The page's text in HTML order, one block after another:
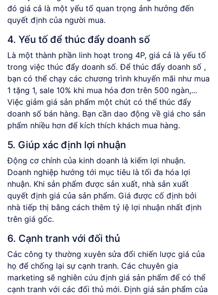
đó giá cả là một yếu tố quan trọng ảnh hưởng đến
quyết định của người mua.
4. Yếu tố để thúc đẩy doanh số
Là một thành phần linh hoạt trong 4P, giá cả là yếu tố
trong việc thúc đẩy doanh số. Để thúc đẩy doanh số ,
bạn có thể chạy các chương trình khuyến mãi như mua
1 tặng 1, sale 10% khi mua hóa đơn trên 500 ngàn,...
Việc giảm giá sản phẩm một chút có thể thúc đẩy
doanh số bán hàng. Bạn cần dao động về giá cho sản
phẩm nhiều hơn để kích thích khách mua hàng.
5. Giúp xác định lợi nhuận
Động cơ chính của kinh doanh là kiếm lợi nhuận.
Doanh nghiệp hướng tới mục tiêu là tối đa hóa lợi
nhuận. Khi sản phẩm được sản xuất, nhà sản xuất
quyết định giá của sản phẩm. Giá được cố định bởi
nhà tiếp thị bằng cách thêm tỷ lệ lợi nhuận nhất định
trên giá gốc.
6. Cạnh tranh với đối thủ
Các công ty thường xuyên sửa đổi chiến lược giá của
họ để chống lại sự cạnh tranh. Các chuyên gia
marketing sẽ nghiên cứu định giá sản phẩm để có thể
cạnh tranh với các đối thủ mới. Định giá sản phẩm của